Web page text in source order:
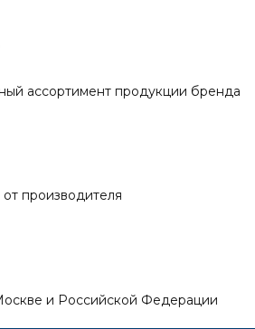
ассортимент продукции бренда
производителя
и Российской Федерации